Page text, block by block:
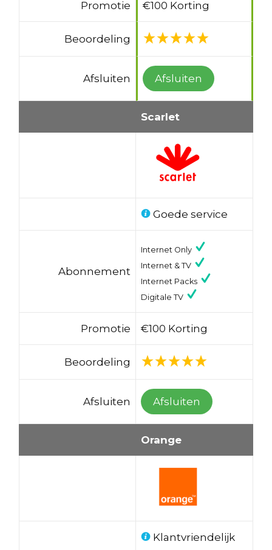
Promotie €100 Korting
Beoordeling
Afsluiten Afsluiten
Scarlet
Goede service
Abonnement
Internet Only
Internet & TV
Internet Packs
Digitale TV
Promotie €100 Korting
Beoordeling
Afsluiten Afsluiten
Orange
Klantvriendelijk